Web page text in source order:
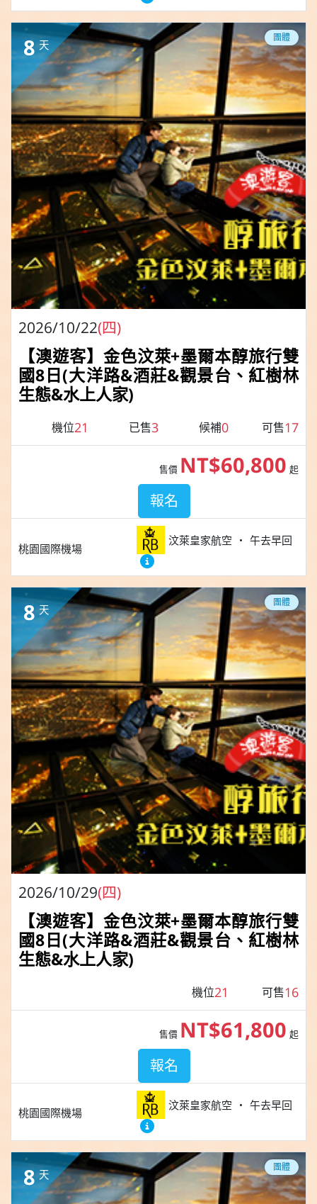
8 天
團體
2026/10/22(四)
【澳遊客】金色汶萊+墨爾本醇旅行雙
國8日(大洋路&酒莊&觀景台、紅樹林
生態&水上人家)
機位21 已售3 候補0 可售17
桃園國際機場
汶萊皇家航空 午去早回
售價 NT$60,800 起
報名
8 天
團體
2026/10/29(四)
【澳遊客】金色汶萊+墨爾本醇旅行雙
國8日(大洋路&酒莊&觀景台、紅樹林
生態&水上人家)
機位21 可售16
桃園國際機場
汶萊皇家航空 午去早回
售價 NT$61,800 起
報名
8 天
團體